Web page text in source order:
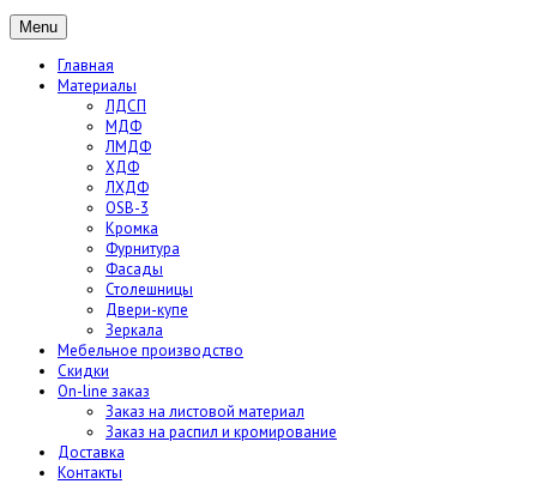
Menu
Главная
Материалы
ЛДСП
МДФ
ЛМДФ
ХДФ
ЛХДФ
OSB-3
Кромка
Фурнитура
Фасады
Столешницы
Двери-купе
Зеркала
Мебельное производство
Скидки
On-line заказ
Заказ на листовой материал
Заказ на распил и кромирование
Доставка
Контакты